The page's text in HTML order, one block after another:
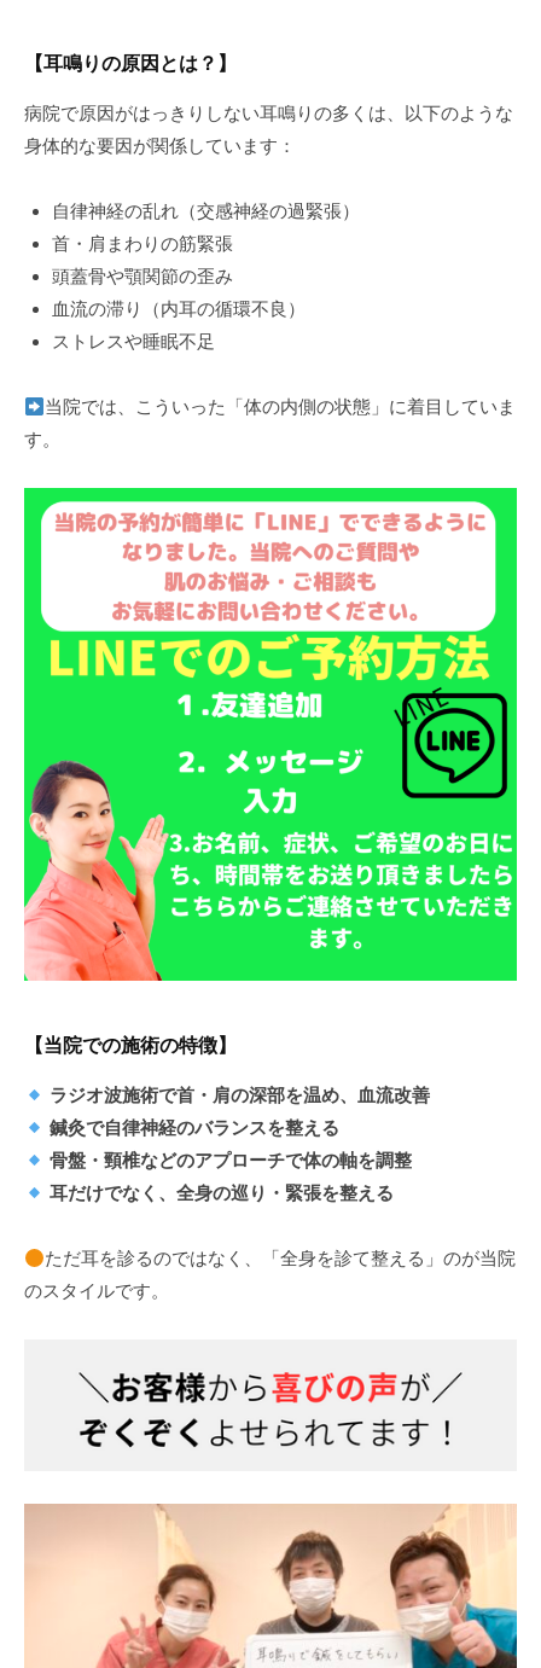
【耳鳴りの原因とは？】
病院で原因がはっきりしない耳鳴りの多くは、以下のような
身体的な要因が関係しています：
自律神経の乱れ（交感神経の過緊張）
首・肩まわりの筋緊張
頭蓋骨や顎関節の歪み
血流の滞り（内耳の循環不良）
ストレスや睡眠不足
当院では、こういった「体の内側の状態」に着目していま
す。
【当院での施術の特徴】
ラジオ波施術で首・肩の深部を温め、血流改善
鍼灸で自律神経のバランスを整える
骨盤・頸椎などのアプローチで体の軸を調整
耳だけでなく、全身の巡り・緊張を整える
ただ耳を診るのではなく、「全身を診て整える」のが当院
のスタイルです。